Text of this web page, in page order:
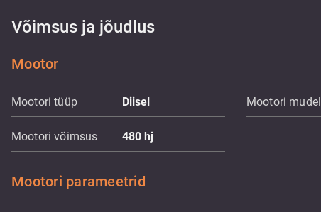
Võimsus ja jõudlus
Mootor
Mootori tüüp Diisel Mootori mudel
Mootori võimsus 480hj
Mootori parameetrid